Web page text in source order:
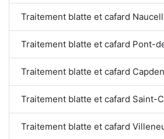
Traitement blatte et cafard
Traitement blatte et cafard Pont-
Traitement blatte et cafard
Traitement blatte et cafard Saint-
Traitement blatte et cafard